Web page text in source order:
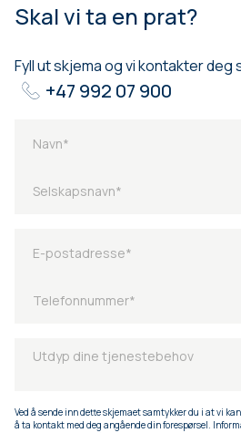
Skal vi ta en prat?
Fyll ut skjema og vi kontakter deg
+47 992 07 900
Ved å sende inn dette skjemaet samtykker du i at vi
å ta kontakt med deg angående din forespørsel.